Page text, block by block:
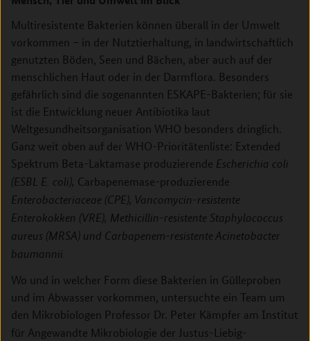
Multiresistente Bakterien können überall in der Umwelt
vorkommen – in der Nutztierhaltung, in landwirtschaftlich
genutzten Böden, Seen und Bächen, aber auch auf der
menschlichen Haut oder in der Darmflora. Besonders
gefährlich sind die sogenannten ESKAPE-Bakterien; für sie
ist die Entwicklung neuer Antibiotika laut
Weltgesundheitsorganisation WHO besonders dringlich.
Ganz weit oben auf der WHO-Prioritätenliste: Extended
Spektrum Beta-Laktamase produzierende Escherichia coli
(ESBL E. coli), Carbapenemase-produzierende
Enterobacteriaceae (CPE), Vancomycin-resistente
Enterokokken (VRE), Methicillin-resistente Staphylococcus
aureus (MRSA) und Carbapenem-resistente Acinetobacter
baumannii.
Wo und in welcher Form diese Bakterien in Gülleproben
und im Abwasser vorkommen, untersuchte ein Team um
den Mikrobiologen Professor Dr. Peter Kämpfer am Institut
für Angewandte Mikrobiologie der Justus-Liebig-